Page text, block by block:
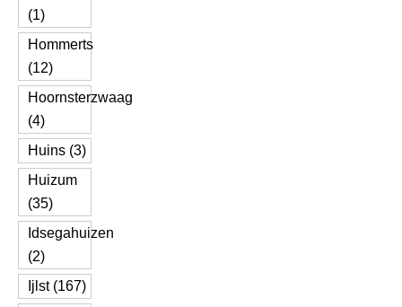
(1)
Hommerts
(12)
Hoornsterzwaag
(4)
Huins (3)
Huizum
(35)
Idsegahuizen
(2)
Ijlst (167)